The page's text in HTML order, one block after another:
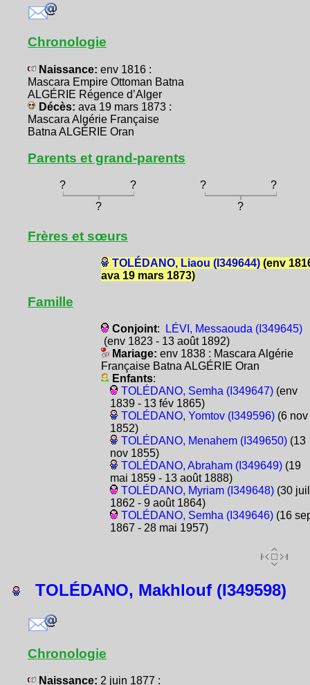
Chronologie
Naissance: env 1816 :
Mascara Empire Ottoman Batna
ALGÉRIE Régence d’Alger
Décès: ava 19 mars 1873 :
Mascara Algérie Française
Batna ALGÉRIE Oran
Parents et grand-parents
? ? ?
?
?
?
Frères et sœurs
TOLÉDANO, Liaou (I349644)(env
ava 19 mars 1873)
Famille
Conjoint:
LÉVI, Messaouda (I349645)
(env 1823 - 13 août 1892)
Mariage: env 1838 : Mascara Algérie
Française Batna ALGÉRIE Oran
Enfants:
TOLÉDANO, Semha (I349647)(env
1839 - 13 fév 1865)
TOLÉDANO, Yomtov (I349596)(6 nov
1852)
TOLÉDANO, Menahem (I349650)(13
nov 1855)
TOLÉDANO, Abraham (I349649)(19
mai 1859 - 13 août 1888)
TOLÉDANO, Myriam (I349648)(30 juil
1862 - 9 août 1864)
TOLÉDANO, Semha (I349646)(16
1867 - 28 mai 1957)
TOLÉDANO, Makhlouf (I349598)
Chronologie
Naissance: 2 juin 1877 :